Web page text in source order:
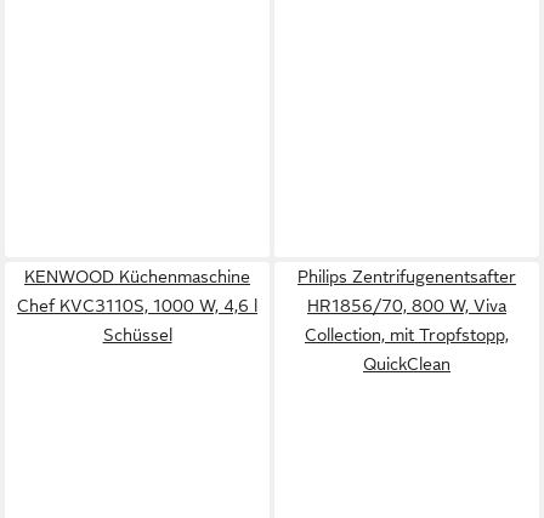
KENWOOD Küchenmaschine
Chef KVC3110S, 1000 W, 4,6 l
Schüssel
Philips Zentrifugenentsafter
HR1856/70, 800 W, Viva
Collection, mit Tropfstopp,
QuickClean